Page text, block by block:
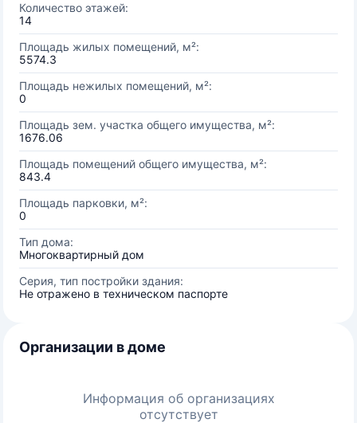
Количество этажей:
14
Площадь жилых помещений, м²:
5574.3
Площадь нежилых помещений, м²:
0
Площадь зем. участка общего имущества, м²:
1676.06
Площадь помещений общего имущества, м²:
843.4
Площадь парковки, м²:
0
Тип дома:
Многоквартирный дом
Серия, тип постройки здания:
Не отражено в техническом паспорте
Организации в доме
Информация об организациях
отсутствует